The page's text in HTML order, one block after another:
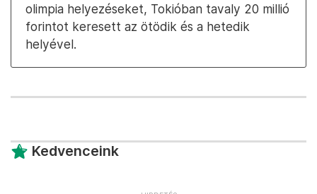
olimpia helyezéseket, Tokióban tavaly 20 millió
forintot keresett az ötödik és a hetedik
helyével.
Kedvenceink